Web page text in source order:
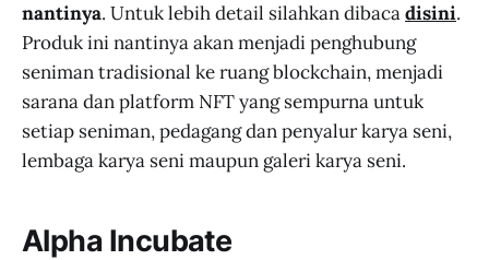
nantinya. Untuk lebih detail silahkan dibacadisini.
Produk ini nantinya akan menjadi penghubung
seniman tradisional ke ruang blockchain, menjadi
sarana dan platform NFT yang sempurna untuk
setiap seniman, pedagang dan penyalur karya seni,
lembaga karya seni maupun galeri karya seni.
Alpha Incubate